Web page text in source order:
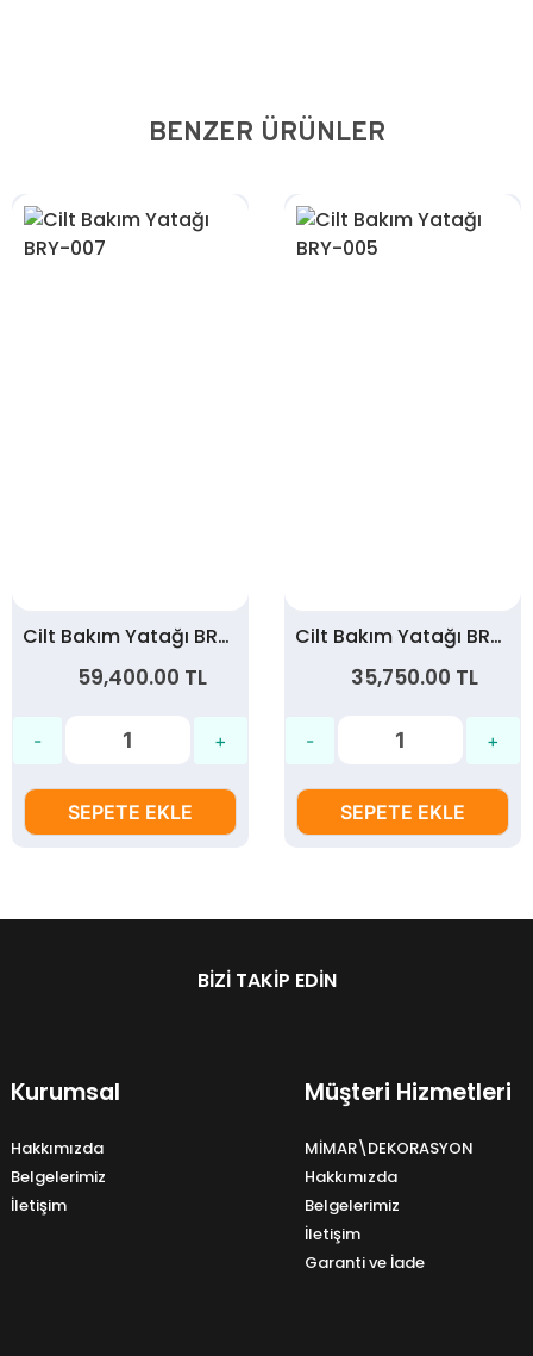
BENZER ÜRÜNLER
Cilt Bakım Yatağı BRY-007
59,400.00 TL
SEPETE EKLE
Cilt Bakım Yatağı BRY-005
35,750.00 TL
SEPETE EKLE
BIZI TAKIP EDIN
Kurumsal
Hakkımızda
Belgelerimiz
İletişim
Müşteri Hizmetleri
MİMAR\DEKORASYON
Hakkımızda
Belgelerimiz
İletişim
Garanti ve İade